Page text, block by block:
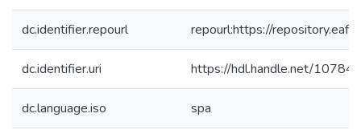
dc.identifier.repourl repourl:https://
dc.identifier.uri https://hdl.handle.net/
dc.language.iso spa